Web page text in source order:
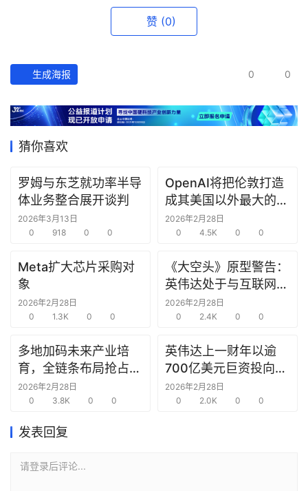
产
经
数
据
研
创
投
商
机
圈
赞 (0)
生成海报 0 0
猜你喜欢
罗姆与东芝就功率半导
体业务整合展开谈判
2026年3月13日
0
918 0 0
OpenAI将把伦敦打造
成其美国以外最大的研
究中心
2026年2月28日
0
4.5K 0 0
Meta扩大芯片采购对
象
2026年2月28日
0
1.3K 0 0
《大空头》原型警告：
英伟达处于与互联网泡
沫时期思科同样的“危
险境地”
2026年2月28日
0
2.4K 0 0
多地加码未来产业培
育，全链条布局抢占新
赛道先机
2026年2月28日
0
3.8K 0 0
英伟达上一财年以逾
700亿美元巨资投向合
作方，竭力巩固AI芯片
需求
2026年2月28日
0
2.0K 0 0
发表回复
请登录后评论...